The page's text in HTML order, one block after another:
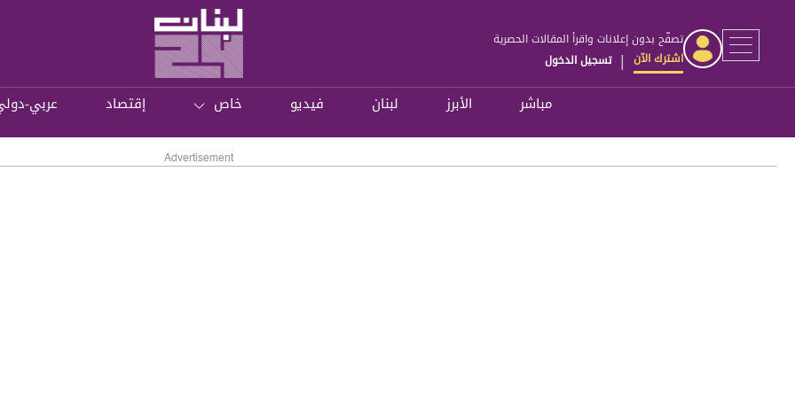
تصفّح بدون إعلانات واقرأ المقالات الحصرية
اشترك الآن | تسجيل الدخول
مباشر الأبرز لبنان فيديو خاص إقتصاد عربي-
Advertisement